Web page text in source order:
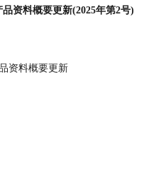
资料概要更新(2025年第2号)
资料概要更新